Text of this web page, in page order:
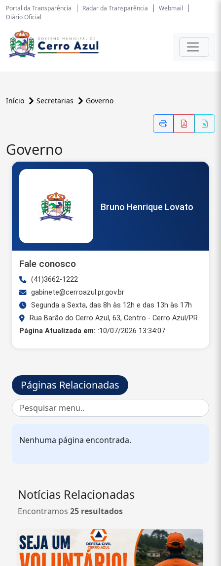
Portal da Transparência Radar da Transparência
Webmail
Diário Oficial
Início Secretarias Governo
Governo
Bruno Henrique Lovato
Fale conosco
(41)3662-1222
gabinete@cerroazul.pr.gov.br
Segunda a Sexta, das 8h às 12h e das 13h às 17h
Rua Barão do Cerro Azul, 63, Centro - Cerro Azul/PR
Página Atualizada em: :10/07/2026 13:34:07
Páginas Relacionadas
Nenhuma página encontrada.
Notícias Relacionadas
Encontramos 25 resultados